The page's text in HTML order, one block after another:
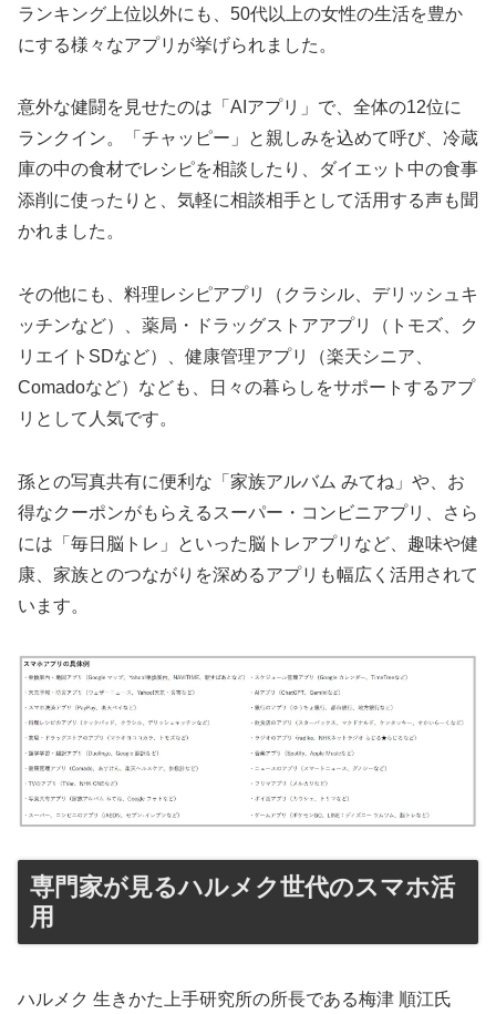
ランキング上位以外にも、50代以上の女性の生活を豊か
にする様々なアプリが挙げられました。
意外な健闘を見せたのは「AIアプリ」で、全体の12位に
ランクイン。「チャッピー」と親しみを込めて呼び、冷蔵
庫の中の食材でレシピを相談したり、ダイエット中の食事
添削に使ったりと、気軽に相談相手として活用する声も聞
かれました。
その他にも、料理レシピアプリ（クラシル、デリッシュキ
ッチンなど）、薬局・ドラッグストアアプリ（トモズ、ク
リエイトSDなど）、健康管理アプリ（楽天シニア、
Comadoなど）なども、日々の暮らしをサポートするアプ
リとして人気です。
孫との写真共有に便利な「家族アルバム みてね」や、お
得なクーポンがもらえるスーパー・コンビニアプリ、さら
には「毎日脳トレ」といった脳トレアプリなど、趣味や健
康、家族とのつながりを深めるアプリも幅広く活用されて
います。
専門家が見るハルメク世代のスマホ活
用
ハルメク 生きかた上手研究所の所長である梅津 順江氏